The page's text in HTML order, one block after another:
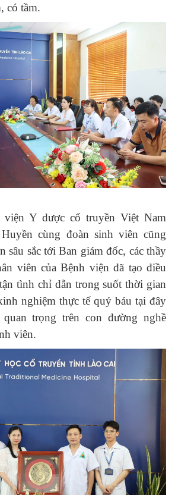
có tầm.
Y dược cổ truyền Việt Nam
cùng đoàn sinh viên cũng
sâu sắc tới Ban giám đốc, các thầy
viên của Bệnh viện đã tạo điều
tình chỉ dẫn trong suốt thời gian
nghiệm thực tế quý báu tại đây
trọng trên con đường nghề
viên.